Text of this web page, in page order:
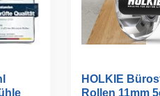
HOLKIE
Rollen 11mm